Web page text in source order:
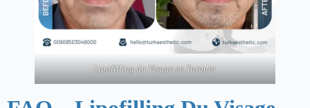
Lipofilling du Visage en Turquie